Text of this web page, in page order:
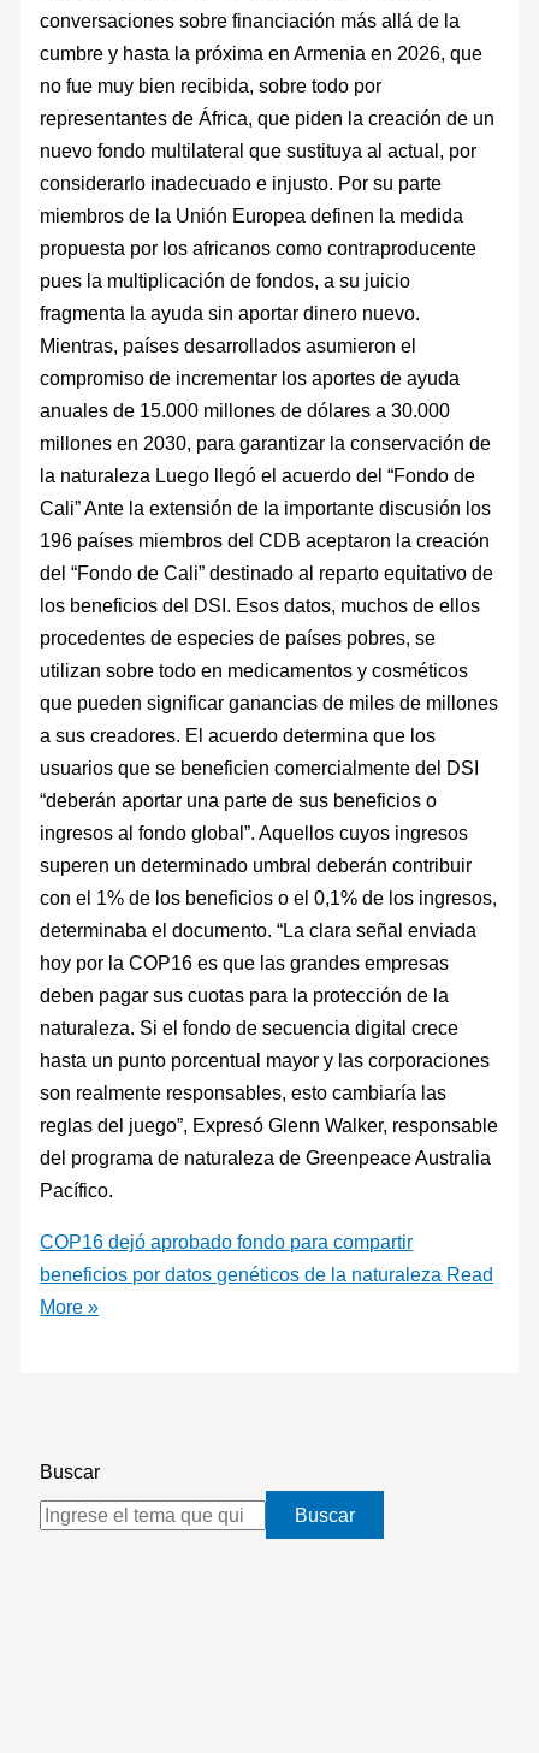
conversaciones sobre financiación más allá de la
cumbre y hasta la próxima en Armenia en 2026, que
no fue muy bien recibida, sobre todo por
representantes de África, que piden la creación de un
nuevo fondo multilateral que sustituya al actual, por
considerarlo inadecuado e injusto. Por su parte
miembros de la Unión Europea definen la medida
propuesta por los africanos como contraproducente
pues la multiplicación de fondos, a su juicio
fragmenta la ayuda sin aportar dinero nuevo.
Mientras, países desarrollados asumieron el
compromiso de incrementar los aportes de ayuda
anuales de 15.000 millones de dólares a 30.000
millones en 2030, para garantizar la conservación de
la naturaleza Luego llegó el acuerdo del “Fondo de
Cali” Ante la extensión de la importante discusión los
196 países miembros del CDB aceptaron la creación
del “Fondo de Cali” destinado al reparto equitativo de
los beneficios del DSI. Esos datos, muchos de ellos
procedentes de especies de países pobres, se
utilizan sobre todo en medicamentos y cosméticos
que pueden significar ganancias de miles de millones
a sus creadores. El acuerdo determina que los
usuarios que se beneficien comercialmente del DSI
“deberán aportar una parte de sus beneficios o
ingresos al fondo global”. Aquellos cuyos ingresos
superen un determinado umbral deberán contribuir
con el 1% de los beneficios o el 0,1% de los ingresos,
determinaba el documento. “La clara señal enviada
hoy por la COP16 es que las grandes empresas
deben pagar sus cuotas para la protección de la
naturaleza. Si el fondo de secuencia digital crece
hasta un punto porcentual mayor y las corporaciones
son realmente responsables, esto cambiaría las
reglas del juego”, Expresó Glenn Walker, responsable
del programa de naturaleza de Greenpeace Australia
Pacífico.
COP16 dejó aprobado fondo para compartir
beneficios por datos genéticos de la naturaleza Read
More »
Buscar
Buscar